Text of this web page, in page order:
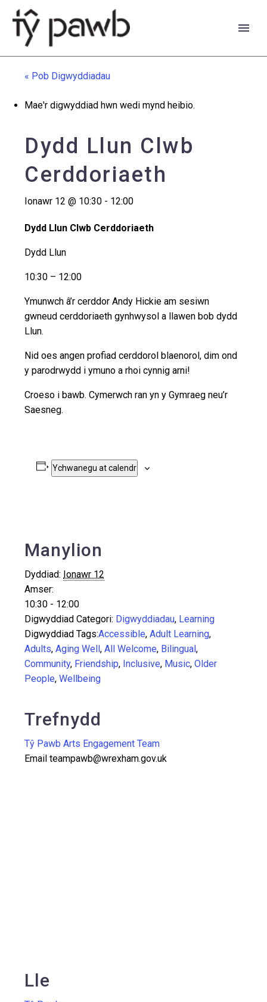
English
« Pob Digwyddiadau
Mae'r digwyddiad hwn wedi mynd heibio.
Dydd Llun Clwb
Cerddoriaeth
Ionawr 12 @ 10:30 - 12:00
Dydd Llun Clwb Cerddoriaeth
Dydd Llun
10:30 – 12:00
Ymunwch â’r cerddor Andy Hickie am sesiwn
gwneud cerddoriaeth gynhwysol a llawen bob dydd
Llun.
Nid oes angen profiad cerddorol blaenorol, dim ond
y parodrwydd i ymuno a rhoi cynnig arni!
Croeso i bawb. Cymerwch ran yn y Gymraeg neu’r
Saesneg.
Ychwanegu at calendr
Manylion
Dyddiad: Ionawr 12
Amser:
10:30 - 12:00
Digwyddiad Categori: Digwyddiadau, Learning
Digwyddiad Tags:Accessible, Adult Learning,
Adults, Aging Well, All Welcome, Bilingual,
Community, Friendship, Inclusive, Music, Older
People, Wellbeing
Trefnydd
Tŷ Pawb Arts Engagement Team
Email teampawb@wrexham.gov.uk
Lle